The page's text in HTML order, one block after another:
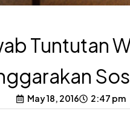
Tuntutan
May 18, 2016 2:47 pm